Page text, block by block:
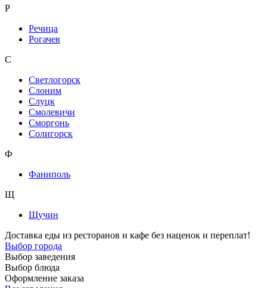
Р
Речица
Рогачев
С
Светлогорск
Слоним
Слуцк
Смолевичи
Сморгонь
Солигорск
Ф
Фаниполь
Щ
Щучин
Доставка еды из ресторанов и кафе без наценок и переплат!
Выбор города
Выбор заведения
Выбор блюда
Оформление заказа